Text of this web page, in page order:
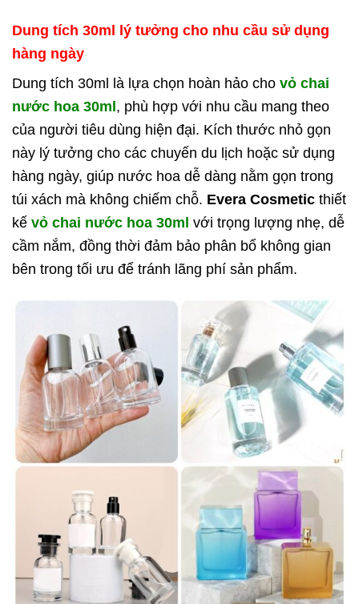
Dung tích 30ml lý tưởng cho nhu cầu sử dụng
hàng ngày
Dung tích 30ml là lựa chọn hoàn hảo cho vỏ chai
nước hoa 30ml, phù hợp với nhu cầu mang theo
của người tiêu dùng hiện đại. Kích thước nhỏ gọn
này lý tưởng cho các chuyến du lịch hoặc sử dụng
hàng ngày, giúp nước hoa dễ dàng nằm gọn trong
túi xách mà không chiếm chỗ. Evera Cosmetic thiết
kế vỏ chai nước hoa 30ml với trọng lượng nhẹ, dễ
cầm nắm, đồng thời đảm bảo phân bổ không gian
bên trong tối ưu để tránh lãng phí sản phẩm.